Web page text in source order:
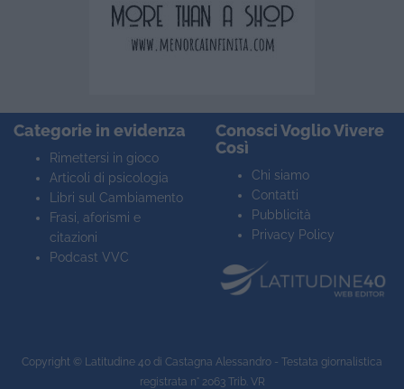
Categorie in evidenza
Rimettersi in gioco
Articoli di psicologia
Libri sul Cambiamento
Frasi, aforismi e
citazioni
Podcast VVC
Conosci Voglio Vivere
Così
Chi siamo
Contatti
Pubblicità
Privacy Policy
Copyright © Latitudine 40 di Castagna Alessandro - Testata giornalistica
registrata n° 2063 Trib. VR